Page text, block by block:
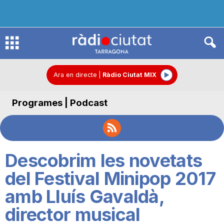
R
d
C
Ara en directe Ràdio Ciutat MIX
Programes | Podcast
Descobrim les novetats
del Festival Minipop 2017
amb Lluís Gavaldà,
director musical